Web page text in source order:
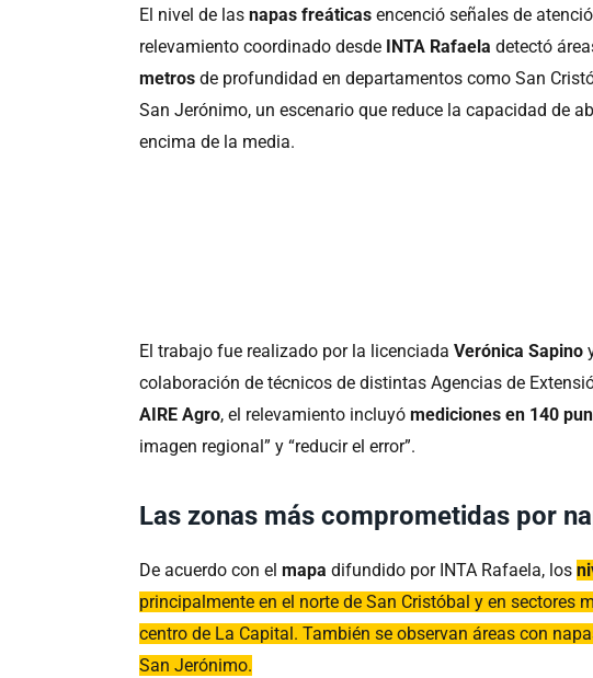
El nivel de lasnapas freáticas encenció señales de
relevamiento coordinado desde INTA Rafaela detectó
metros de profundidad en departamentos como San
San Jerónimo, un escenario que reduce la capacidad de
encima de la media.
El trabajo fue realizado por la licenciadaVerónica Sapino
colaboración de técnicos de distintas Agencias de
AIRE Agro, el relevamiento incluyómediciones en 140
imagen regional” y “reducir el error”.
Las zonas más comprometidas por
De acuerdo con elmapa difundido por INTA Rafaela, los
principalmente en el norte de San Cristóbal y en sectores
centro de La Capital. También se observan áreas con
San Jerónimo.